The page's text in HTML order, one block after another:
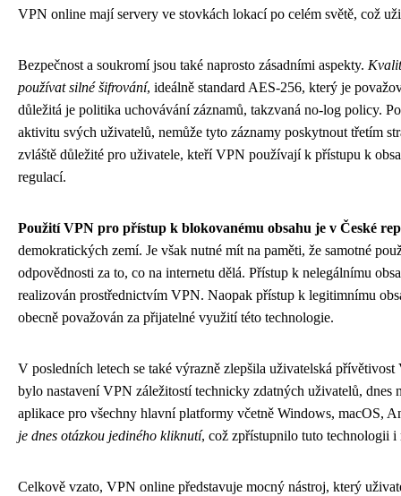
VPN online mají servery ve stovkách lokací po celém světě, což
Bezpečnost a soukromí jsou také naprosto zásadními aspekty.
používat silné šifrování, ideálně standard AES-256, který je
důležitá je politika uchovávání záznamů, takzvaná no-log policy.
aktivitu svých uživatelů, nemůže tyto záznamy poskytnout třetím
zvláště důležité pro uživatele, kteří VPN používají k přístupu k
regulací.
Použití VPN pro přístup k blokovanému obsahu je v České
demokratických zemí. Je však nutné mít na paměti, že samotné
odpovědnosti za to, co na internetu dělá. Přístup k nelegálnímu
realizován prostřednictvím VPN. Naopak přístup k legitimnímu
obecně považován za přijatelné využití této technologie.
V posledních letech se také výrazně zlepšila uživatelská
bylo nastavení VPN záležitostí technicky zdatných uživatelů,
aplikace pro všechny hlavní platformy včetně Windows, macOS,
je dnes otázkou jediného kliknutí, což zpřístupnilo tuto technologii
Celkově vzato, VPN online představuje mocný nástroj, který